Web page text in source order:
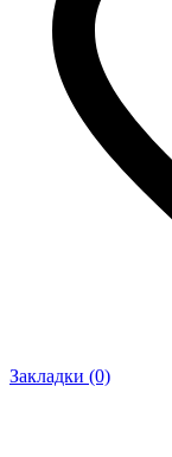
Закладки (0)